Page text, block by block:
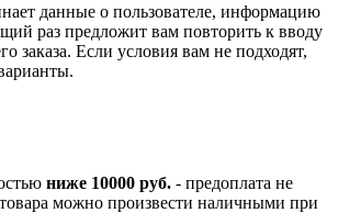
данные о пользователе, информацию
раз предложит вам повторить к вводу
заказа. Если условия вам не подходят,
ниже 10000 руб. - предоплата не
можно произвести наличными при